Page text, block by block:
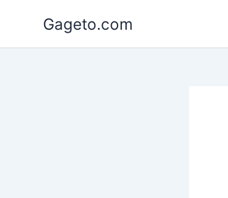
Gageto.com